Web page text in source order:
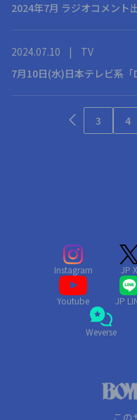
2024年7月 ラジオコメント
2024.07.10 |
TV
7月10日(水)日本テレビ系「
3 4
Instagram JP X
Youtube JP
Weverse
この